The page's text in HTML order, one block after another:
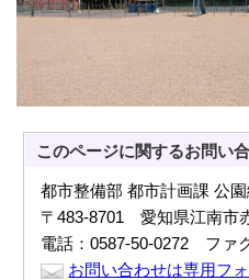
このページに関するお問い
都市整備部 都市計画課 公
〒483-8701 愛知県江南市
電話：0587-50-0272 ファ
お問い合わせは専用フ